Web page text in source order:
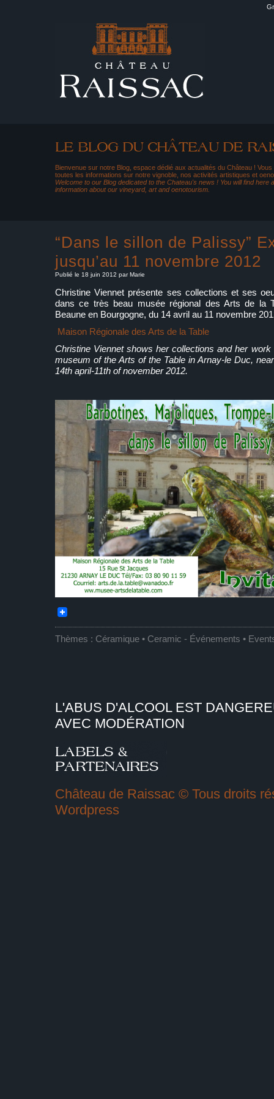
Bienvenue sur notre Blog, espace dédié aux actualités du Château !
toutes les informations sur notre vignoble, nos activités artistiques et
Welcome to our Blog dedicated to the Chateau's news ! You will find here
information about our vineyard, art and oenotourism.
“Dans le sillon de Palissy”
jusqu’au 11 novembre 2012
Publié le 18 juin 2012 par Marie
Christine Viennet présente ses collections et ses
dans ce très beau musée régional des Arts de la
Beaune en Bourgogne, du 14 avril au 11 novembre
Maison Régionale des Arts de la Table
Christine Viennet shows her collections and her
museum of the Arts of the Table in Arnay-le Duc,
14th april-11th of november 2012.
Thèmes : Céramique • Ceramic - Événements •
L'ABUS D'ALCOOL EST
AVEC MODÉRATION
Château de Raissac © Tous droits
Wordpress